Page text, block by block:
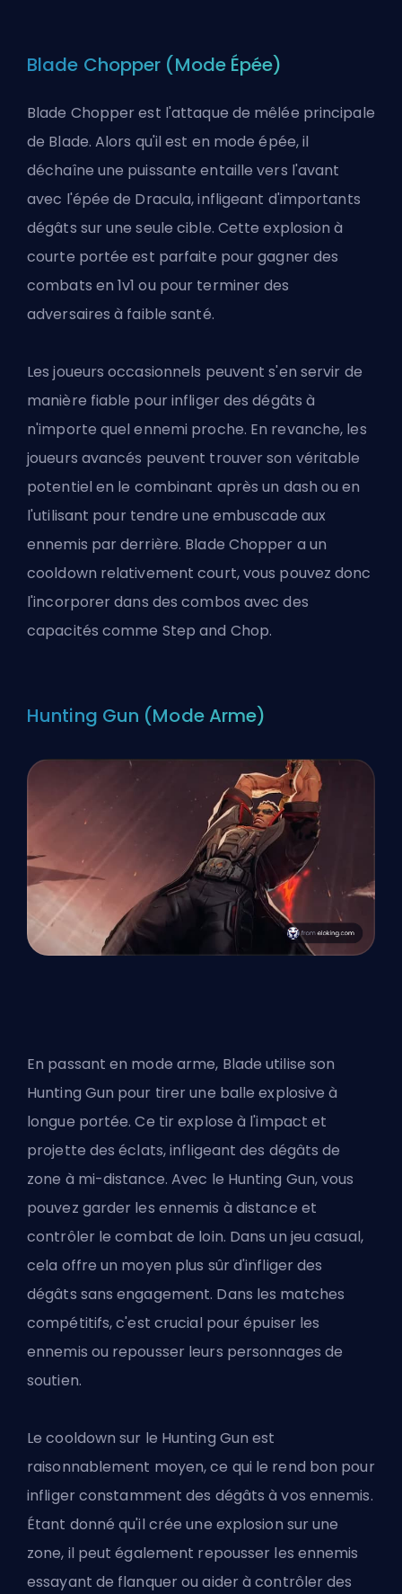
Blade Chopper (Mode Épée)
Blade Chopper est l'attaque de mêlée principale
de Blade. Alors qu'il est en mode épée, il
déchaîne une puissante entaille vers l'avant
avec l'épée de Dracula, infligeant d'importants
dégâts sur une seule cible. Cette explosion à
courte portée est parfaite pour gagner des
combats en 1v1 ou pour terminer des
adversaires à faible santé.
Les joueurs occasionnels peuvent s'en servir de
manière fiable pour infliger des dégâts à
n'importe quel ennemi proche. En revanche, les
joueurs avancés peuvent trouver son véritable
potentiel en le combinant après un dash ou en
l'utilisant pour tendre une embuscade aux
ennemis par derrière. Blade Chopper a un
cooldown relativement court, vous pouvez donc
l'incorporer dans des combos avec des
capacités comme Step and Chop.
Hunting Gun (Mode Arme)
En passant en mode arme, Blade utilise son
Hunting Gun pour tirer une balle explosive à
longue portée. Ce tir explose à l'impact et
projette des éclats, infligeant des dégâts de
zone à mi-distance. Avec le Hunting Gun, vous
pouvez garder les ennemis à distance et
contrôler le combat de loin. Dans un jeu casual,
cela offre un moyen plus sûr d'infliger des
dégâts sans engagement. Dans les matches
compétitifs, c'est crucial pour épuiser les
ennemis ou repousser leurs personnages de
soutien.
Le cooldown sur le Hunting Gun est
raisonnablement moyen, ce qui le rend bon pour
infliger constamment des dégâts à vos ennemis.
Étant donné qu'il crée une explosion sur une
zone, il peut également repousser les ennemis
essayant de flanquer ou aider à contrôler des